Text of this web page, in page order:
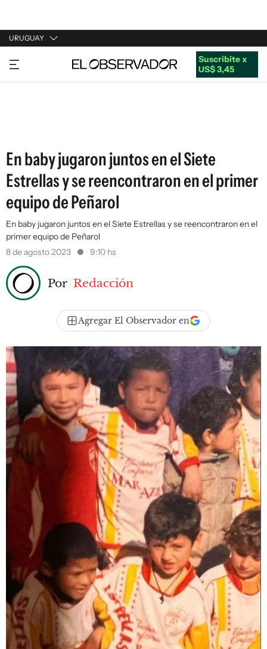
URUGUAY
URUGUAY
ARGENTINA
Suscribite x
US$ 3,45
En baby jugaron juntos en el Siete
Estrellas y se reencontraron en el primer
equipo de Peñarol
En baby jugaron juntos en el Siete Estrellas y se reencontraron en el
primer equipo de Peñarol
8 de agosto 2023
9:10 hs
Por Redacción
Agregar El Observador en